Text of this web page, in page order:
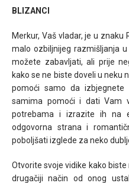
BLIZANCI
Merkur, Vaš vladar, je u
malo ozbiljnijeg razmišljanja
možete zabavljati, ali prije
kako se ne biste doveli u neku
pomoći samo da
samima pomoći i dati Vam
potrebama i izrazite ih na
odgovorna strana i
poboljšati izglede za neko
Otvorite svoje vidike kako
drugačiji način od onog